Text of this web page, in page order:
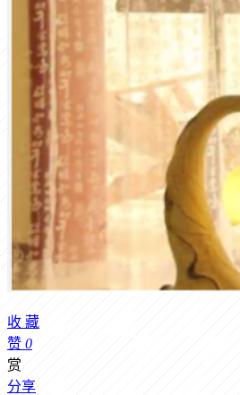
收 藏
赞 0
赏
分享